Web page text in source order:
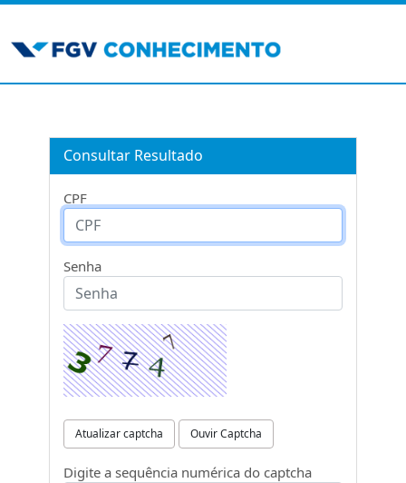
Consultar Resultado
CPF
Senha
Atualizar captcha Ouvir Captcha
Digite a sequência numérica do captcha